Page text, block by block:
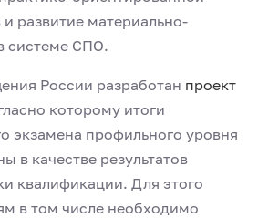
развитие материально-
системе СПО.
России разработан проект
которому итоги
экзамена профильного уровня
в качестве результатов
квалификации. Для этого
в том числе необходимо